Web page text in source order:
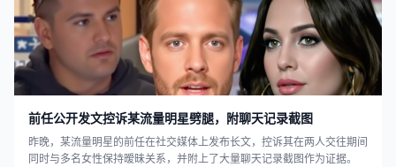
前任公开发文控诉某流量明星劈腿，附聊天记录截图
昨晚，某流量明星的前任在社交媒体上发布长文，控诉其在两人交往期间
同时与多名女性保持暧昧关系，并附上了大量聊天记录截图作为证据。